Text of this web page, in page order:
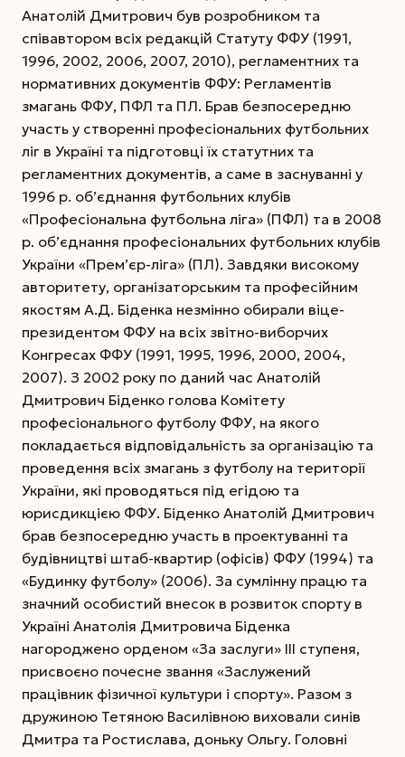
Анатолій Дмитрович був розробником та
співавтором всіх редакцій Статуту ФФУ (1991,
1996, 2002, 2006, 2007, 2010), регламентних та
нормативних документів ФФУ: Регламентів
змагань ФФУ, ПФЛ та ПЛ. Брав безпосередню
участь у створенні професіональних футбольних
ліг в Україні та підготовці їх статутних та
регламентних документів, а саме в заснуванні у
1996 р. об’єднання футбольних клубів
«Професіональна футбольна ліга» (ПФЛ) та в 2008
р. об’єднання професіональних футбольних клубів
України «Прем’єр-ліга» (ПЛ). Завдяки високому
авторитету, організаторським та професійним
якостям А.Д. Біденка незмінно обирали віце-
президентом ФФУ на всіх звітно-виборчих
Конгресах ФФУ (1991, 1995, 1996, 2000, 2004,
2007). З 2002 року по даний час Анатолій
Дмитрович Біденко голова Комітету
професіонального футболу ФФУ, на якого
покладається відповідальність за організацію та
проведення всіх змагань з футболу на території
України, які проводяться під егідою та
юрисдикцією ФФУ. Біденко Анатолій Дмитрович
брав безпосередню участь в проектуванні та
будівництві штаб-квартир (офісів) ФФУ (1994) та
«Будинку футболу» (2006). За сумлінну працю та
значний особистий внесок в розвиток спорту в
Україні Анатолія Дмитровича Біденка
нагороджено орденом «За заслуги» ІІІ ступеня,
присвоєно почесне звання «Заслужений
працівник фізичної культури і спорту». Разом з
дружиною Тетяною Василівною виховали синів
Дмитра та Ростислава, доньку Ольгу. Головні